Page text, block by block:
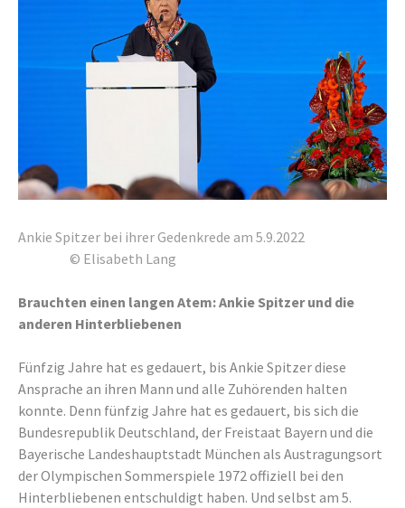
Ankie Spitzer bei ihrer Gedenkrede am 5.9.2022
© Elisabeth Lang
Brauchten einen langen Atem: Ankie Spitzer und die
anderen Hinterbliebenen
Fünfzig Jahre hat es gedauert, bis Ankie Spitzer diese
Ansprache an ihren Mann und alle Zuhörenden halten
konnte. Denn fünfzig Jahre hat es gedauert, bis sich die
Bundesrepublik Deutschland, der Freistaat Bayern und die
Bayerische Landeshauptstadt München als Austragungsort
der Olympischen Sommerspiele 1972 offiziell bei den
Hinterbliebenen entschuldigt haben. Und selbst am 5.